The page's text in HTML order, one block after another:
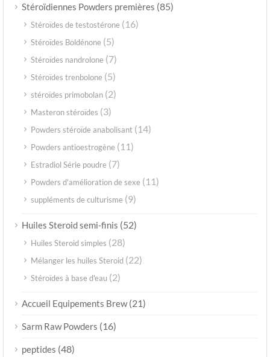
Stéroïdiennes Powders premières (85)
Stéroïdes de testostérone (16)
Stéroïdes Boldénone (5)
Stéroïdes nandrolone (7)
Stéroïdes trenbolone (5)
stéroïdes primobolan (2)
Masteron stéroïdes (3)
Powders stéroïde anabolisant (14)
Powders antioestrogène (11)
Estradiol Série poudre (7)
Powders d'amélioration de sexe (11)
suppléments de culturisme (9)
Huiles Steroid semi-finis (52)
Huiles Steroid simples (28)
Mélanger les huiles Steroid (22)
Stéroïdes à base d'eau (2)
Accueil Equipements Brew(21)
Sarm Raw Powders (16)
peptides (48)